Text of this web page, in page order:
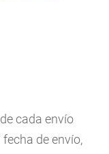
cada envío
de envío,